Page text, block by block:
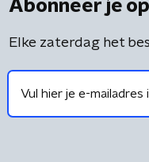
Abonneer je
Elke zaterdag het